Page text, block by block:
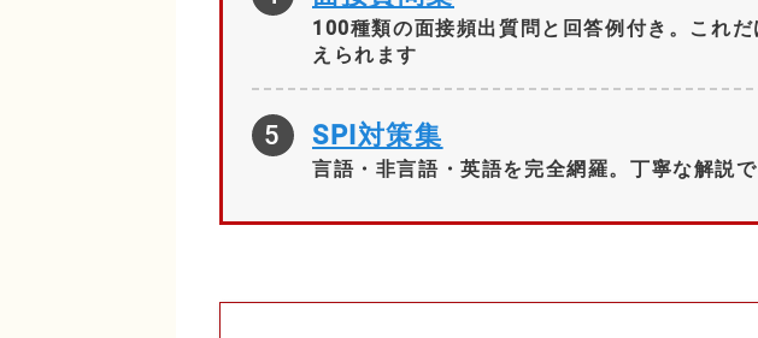
100種類の面接頻出質問と回答例付き。これ
えられます
5 SPI対策集
言語・非言語・英語を完全網羅。丁寧な解説